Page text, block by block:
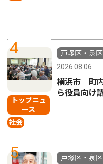
4
トップニュ
ース
社会
戸塚区・泉区
2026.08.06
横浜市 町
ら役員向け
5
戸塚区・泉区